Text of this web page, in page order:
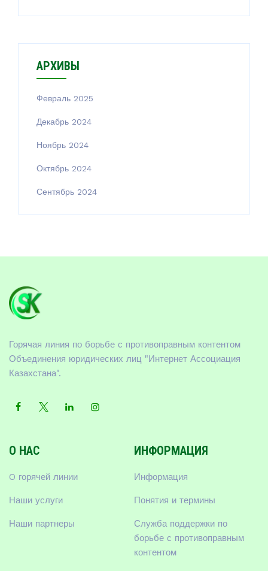
АРХИВЫ
Февраль 2025
Декабрь 2024
Ноябрь 2024
Октябрь 2024
Сентябрь 2024
Горячая линия по борьбе с противоправным контентом
Объединения юридических лиц "Интернет Ассоциация
Казахстана".
О НАС
O горячей линии
Наши услуги
Наши партнеры
ИНФОРМАЦИЯ
Информация
Понятия и термины
Служба поддержки по
борьбе с противоправным
контентом